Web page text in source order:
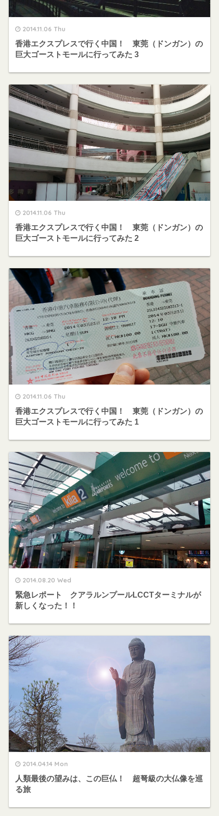
2014.11.06 Thu
香港エクスプレスで行く中国！ 東莞（ドンガン）の
巨大ゴーストモールに行ってみた 3
2014.11.06 Thu
香港エクスプレスで行く中国！ 東莞（ドンガン）の
巨大ゴーストモールに行ってみた 2
2014.11.06 Thu
香港エクスプレスで行く中国！ 東莞（ドンガン）の
巨大ゴーストモールに行ってみた 1
2014.08.20 Wed
緊急レポート クアラルンプールLCCTターミナルが
新しくなった！！
2014.04.14 Mon
人類最後の望みは、この巨仏！ 超弩級の大仏像を巡
る旅